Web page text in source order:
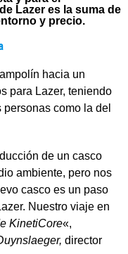
Lazer es la suma de
y precio.
hacia un
para Lazer, teniendo
como la del
de un casco
ambiente, pero nos
casco es un paso
Nuestro viaje en
KinetiCore«,
director